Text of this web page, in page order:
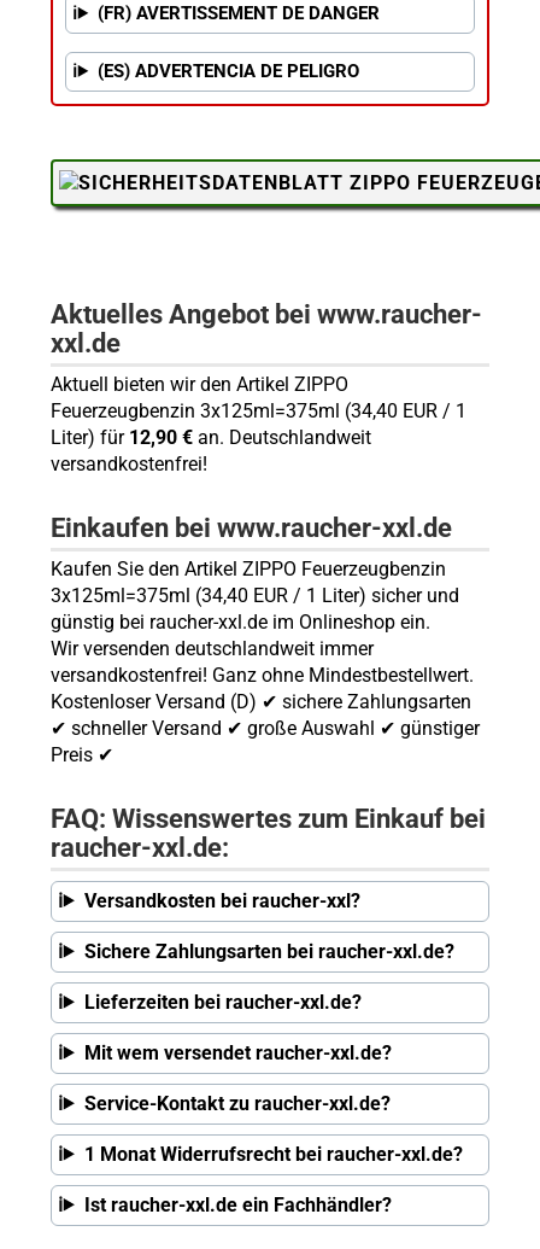
(FR) AVERTISSEMENT DE DANGER
(ES) ADVERTENCIA DE PELIGRO
Aktuelles Angebot bei www.raucher-
xxl.de
Aktuell bieten wir den Artikel ZIPPO
Feuerzeugbenzin 3x125ml=375ml (34,40 EUR / 1
Liter) für 12,90 €an. Deutschlandweit
versandkostenfrei!
Einkaufen bei www.raucher-xxl.de
Kaufen Sie den Artikel ZIPPO Feuerzeugbenzin
3x125ml=375ml (34,40 EUR / 1 Liter) sicher und
günstig bei raucher-xxl.de im Onlineshop ein.
Wir versenden deutschlandweit immer
versandkostenfrei! Ganz ohne Mindestbestellwert.
Kostenloser Versand (D) ✔ sichere Zahlungsarten
✔ schneller Versand ✔ große Auswahl ✔ günstiger
Preis ✔
FAQ: Wissenswertes zum Einkauf bei
raucher-xxl.de:
Versandkosten bei raucher-xxl?
Sichere Zahlungsarten bei raucher-xxl.de?
Lieferzeiten bei raucher-xxl.de?
Mit wem versendet raucher-xxl.de?
Service-Kontakt zu raucher-xxl.de?
1 Monat Widerrufsrecht bei raucher-xxl.de?
Ist raucher-xxl.de ein Fachhändler?